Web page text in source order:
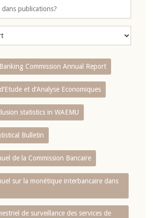
Banking Commission Annual Report
et d’Analyse Economiques
statistics in WAEMU
Bulletin
de la Commission Bancaire
sur la monétique interbancaire dans
de surveillance des services de